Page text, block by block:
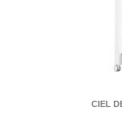
CIEL